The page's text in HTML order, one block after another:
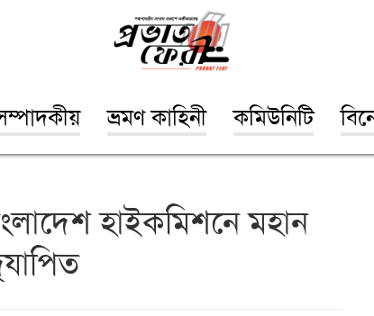
ভ্রমণ কাহিনী কমিউনিটি
হাইকমিশনে মহান